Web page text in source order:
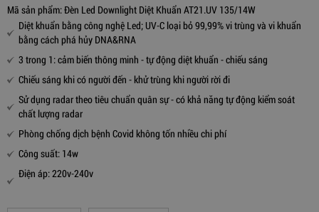
Mã sản phẩm: Đèn Led Downlight Diệt Khuẩn AT21.UV 135/14W
Diệt khuẩn bằng công nghệ Led; UV-C loại bỏ 99,99% vi trùng và vi khuẩn
bằng cách phá hủy DNA&RNA
3 trong 1: cảm biến thông minh - tự động diệt khuẩn - chiếu sáng
Chiếu sáng khi có người đến - khử trùng khi người rời đi
Sử dụng radar theo tiêu chuẩn quân sự - có khả năng tự động kiểm soát
chất lượng radar
Phòng chống dịch bệnh Covid không tốn nhiều chi phí
Công suất: 14w
Điện áp: 220v-240v